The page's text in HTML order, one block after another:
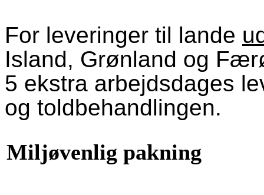
For leveringer til lande
Island, Grønland og
5 ekstra arbejdsdages
og toldbehandlingen.
Miljøvenlig pakning